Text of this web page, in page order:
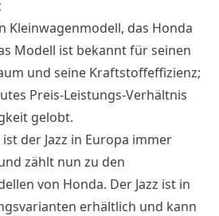
Kleinwagenmodell, das Honda
Modell ist bekannt für seinen
und seine Kraftstoffeffizienz;
Preis-Leistungs-Verhältnis
gelobt.
der Jazz in Europa immer
zählt nun zu den
von Honda. Der Jazz ist in
erhältlich und kann